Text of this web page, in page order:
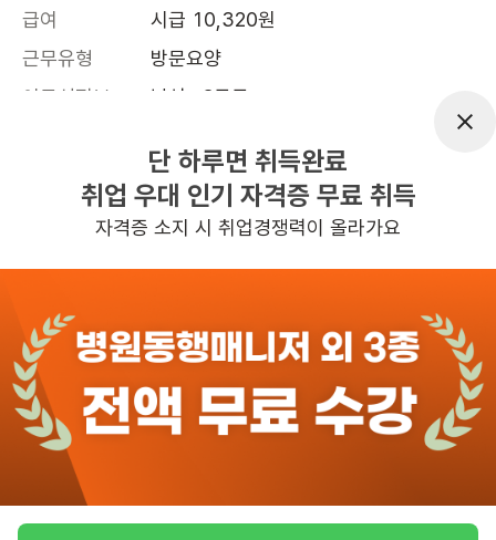
급여
시급 10,320원
근무유형
방문요양
어르신정보
남성 · 3등급
평일 : (근무시간) (오전) 9시 00분 ~ (정
오) 12시 00분, 주 5일 근무
관심 일자리정보 더보기
5일전등록
반경 3KM 이내의 일자리 확인하기
단 하루면 취득완료
취업 우대 인기 자격증 무료 취득
자격증 소지 시 취업경쟁력이 올라가요